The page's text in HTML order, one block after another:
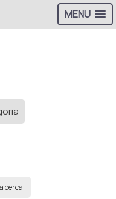
MENU
cerca